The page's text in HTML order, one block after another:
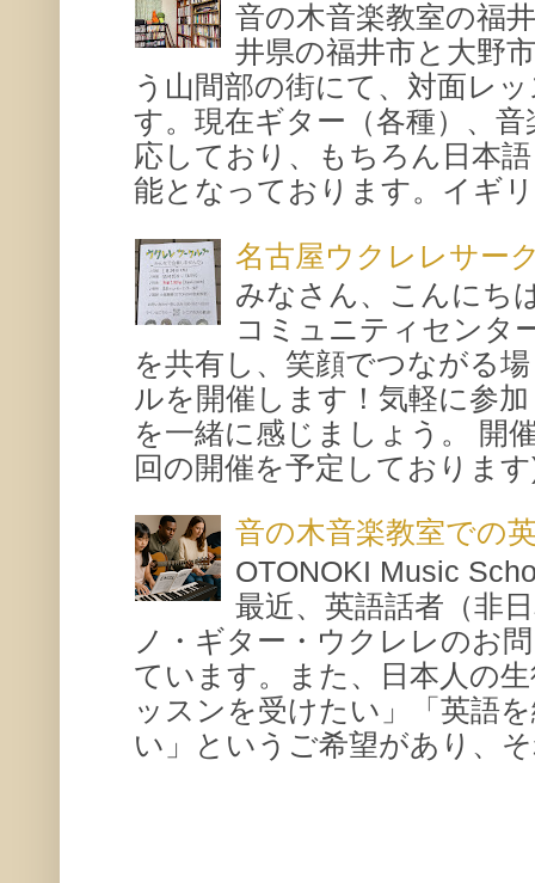
音の木音楽教室の福
井県の福井市と大野
う山間部の街にて、対面レ
す。現在ギター（各種）、
応しており、もちろん日本
能となっております。イギ
名古屋ウクレレサー
みなさん、こんにち
コミュニティセンタ
を共有し、笑顔でつながる
ルを開催します！気軽に参
を一緒に感じましょう。 開
回の開催を予定しておりま
音の木音楽教室での
OTONOKI Music
最近、英語話者（非
ノ・ギター・ウクレレのお
ています。また、日本人の
ッスンを受けたい」「英語
い」というご希望があり、